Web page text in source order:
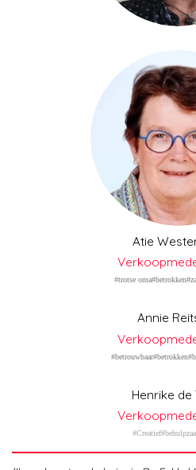
Atie
#trotse
Annie
Henrike de